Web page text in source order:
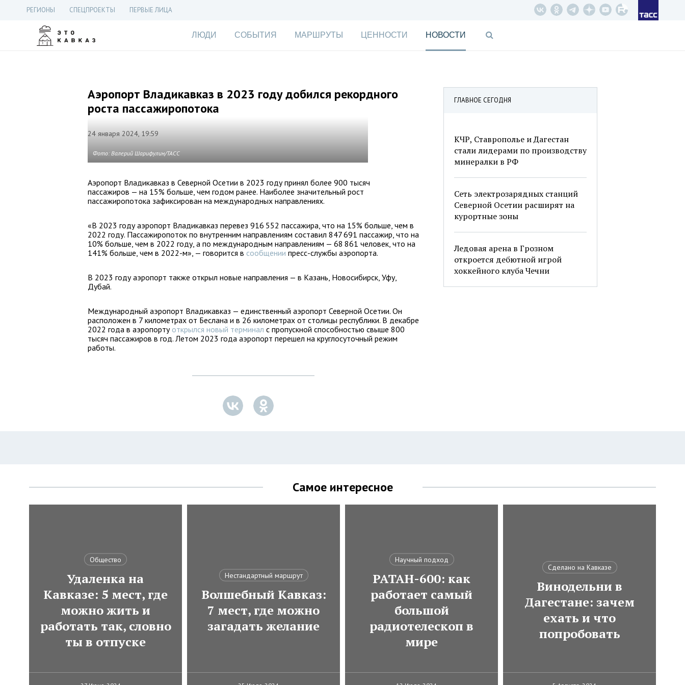
РЕГИОНЫ СПЕЦПРОЕКТЫ ПЕРВЫЕ ЛИЦА
ЛЮДИ СОБЫТИЯ МАРШРУТЫ ЦЕННОСТИ НОВОСТИ
ГЛАВНОЕ СЕГОДНЯ
КЧР, Ставрополье и Дагестан
стали лидерами по производству
минералки в РФ
Сеть электрозарядных станций
Северной Осетии расширят на
курортные зоны
Ледовая арена в Грозном
откроется дебютной игрой
хоккейного клуба Чечни
Аэропорт Владикавказ в 2023 году добился рекордного
роста пассажиропотока
24 января 2024, 19:59
Фото: Валерий Шарифулин/ТАСС
Аэропорт Владикавказ в Северной Осетии в 2023 году принял более 900 тысяч
пассажиров — на 15% больше, чем годом ранее. Наиболее значительный рост
пассажиропотока зафиксирован на международных направлениях.
«В 2023 году аэропорт Владикавказ перевез 916 552 пассажира, что на 15% больше, чем в
2022 году. Пассажиропоток по внутренним направлениям составил 847 691 пассажир, что на
10% больше, чем в 2022 году, а по международным направлениям — 68 861 человек, что на
141% больше, чем в 2022-м», — говорится в сообщении пресс-службы аэропорта.
В 2023 году аэропорт также открыл новые направления — в Казань, Новосибирск, Уфу,
Дубай.
Международный аэропорт Владикавказ — единственный аэропорт Северной Осетии. Он
расположен в 7 километрах от Беслана и в 26 километрах от столицы республики. В декабре
2022 года в аэропорту открылся новый терминал с пропускной способностью свыше 800
тысяч пассажиров в год. Летом 2023 года аэропорт перешел на круглосуточный режим
работы.
Самое интересное
Общество
Удаленка на
Кавказе: 5 мест, где
можно жить и
работать так, словно
ты в отпуске
Нестандартный маршрут
Волшебный Кавказ:
7 мест, где можно
загадать желание
Научный подход
РАТАН-600: как
работает самый
большой
радиотелескоп в
мире
Сделано на Кавказе
Винодельни в
Дагестане: зачем
ехать и что
попробовать